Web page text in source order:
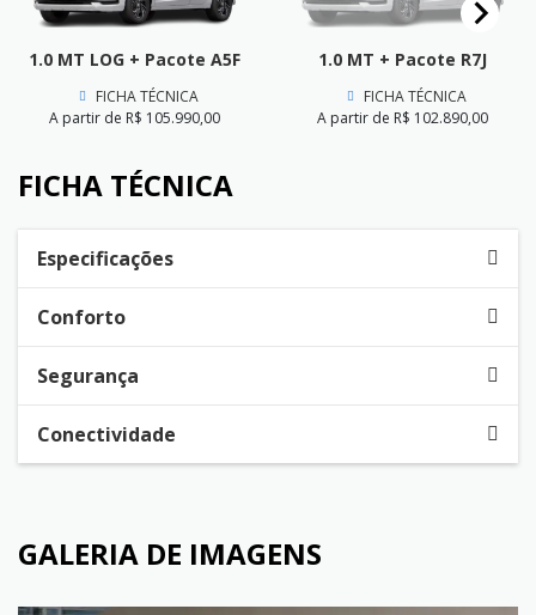
1.0 MT LOG + Pacote A5F
FICHA TÉCNICA
A partir de R$ 105.990,00
1.0 MT + Pacote R7J
FICHA TÉCNICA
A partir de R$ 102.890,00
FICHA TÉCNICA
Especificações
Conforto
Segurança
Conectividade
GALERIA DE IMAGENS